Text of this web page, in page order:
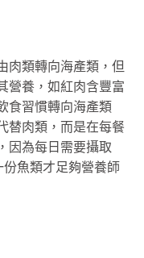
肉類轉向海產類，但
營養，如紅肉含豐富
食習慣轉向海產類
替肉類，而是在每餐
因為每日需要攝取
魚類才足夠營養師